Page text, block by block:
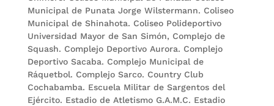
Municipal de Punata Jorge Wilstermann. Coliseo
Municipal de Shinahota. Coliseo Polideportivo
Universidad Mayor de San Simón, Complejo de
Squash. Complejo Deportivo Aurora. Complejo
Deportivo Sacaba. Complejo Municipal de
Ráquetbol. Complejo Sarco. Country Club
Cochabamba. Escuela Militar de Sargentos del
Ejército. Estadio de Atletismo G.A.M.C. Estadio